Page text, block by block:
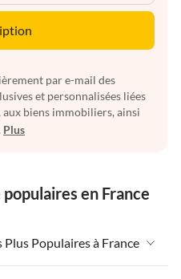
par e-mail des
et personnalisées liées
aux biens immobiliers, ainsi
Plus
en France
Populaires à France